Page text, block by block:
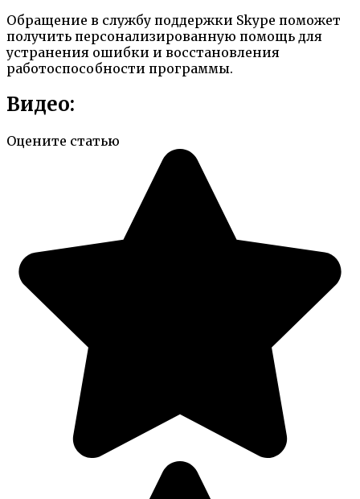
Обращение в службу поддержки Skype поможет
получить персонализированную помощь для
устранения ошибки и восстановления
работоспособности программы.
Видео:
Оцените статью